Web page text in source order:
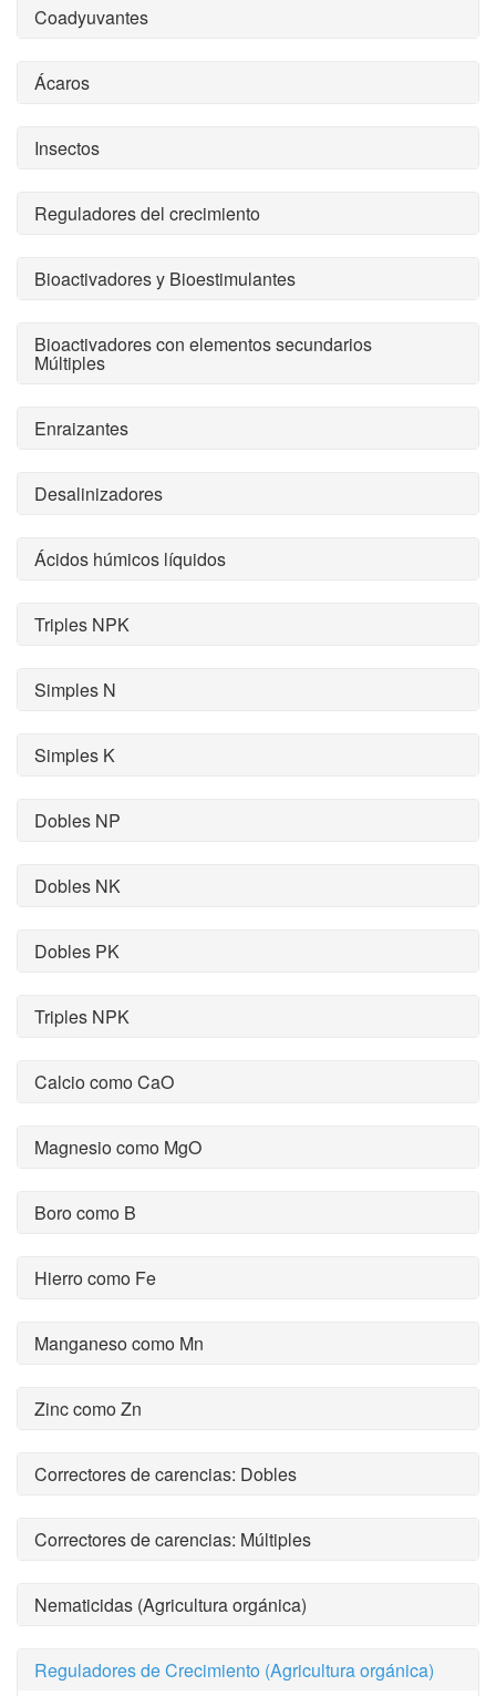
Coadyuvantes
Ácaros
Insectos
Reguladores del crecimiento
Bioactivadores y Bioestimulantes
Bioactivadores con elementos secundarios
Múltiples
Enraizantes
Desalinizadores
Ácidos húmicos líquidos
Triples NPK
Simples N
Simples K
Dobles NP
Dobles NK
Dobles PK
Triples NPK
Calcio como CaO
Magnesio como MgO
Boro como B
Hierro como Fe
Manganeso como Mn
Zinc como Zn
Correctores de carencias: Dobles
Correctores de carencias: Múltiples
Nematicidas (Agricultura orgánica)
Reguladores de Crecimiento (Agricultura orgánica)